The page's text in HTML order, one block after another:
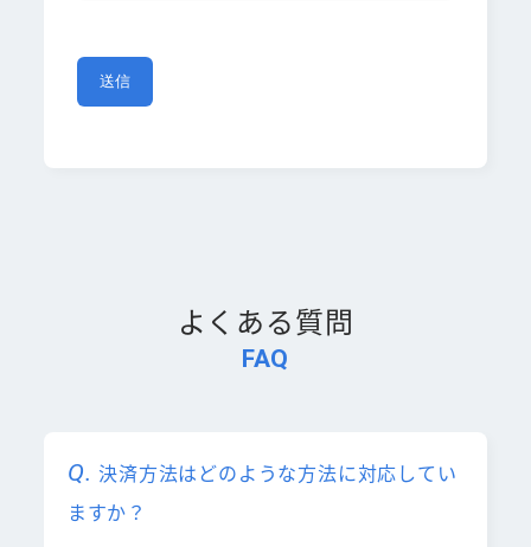
FAQ
よくある質問
決済方法はどのような方法に対応してい
ますか？